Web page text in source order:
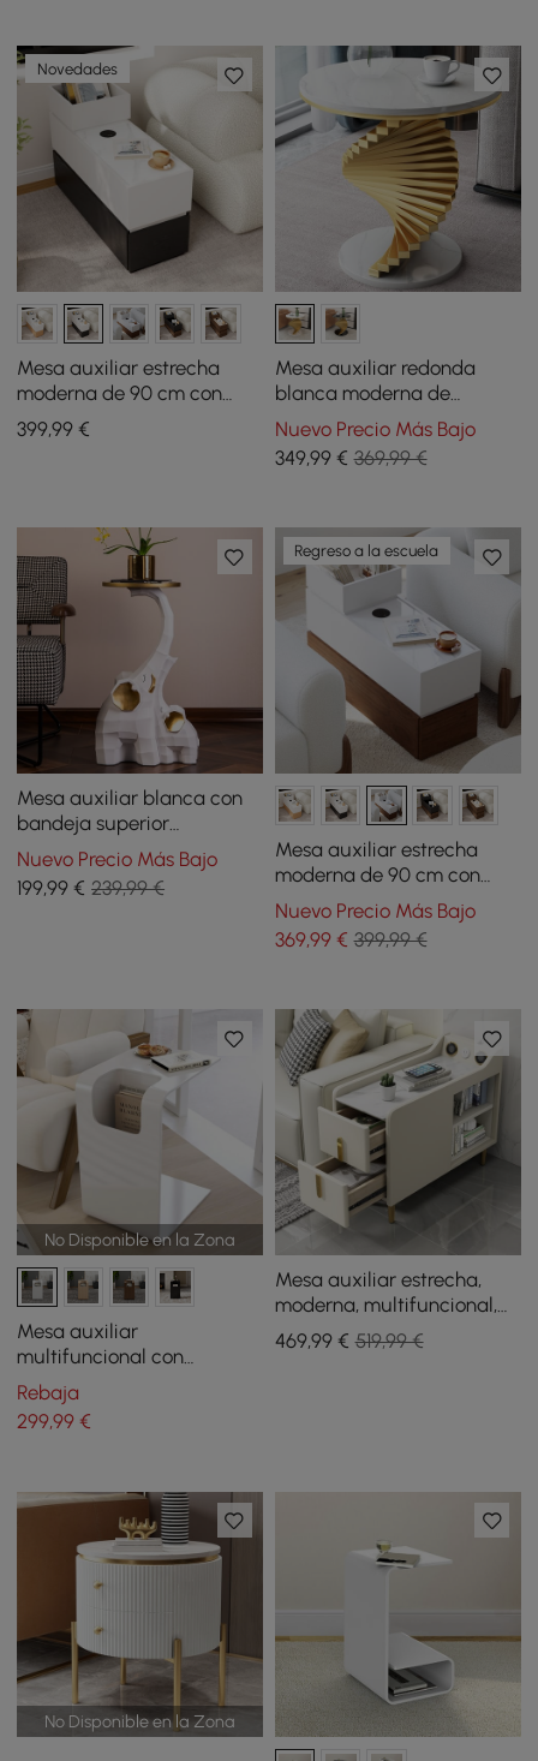
Novedades
Mesa auxiliar estrecha
moderna de 90 cm con
tapa de piedra sinterizada,
USB y almacenamiento
399,99 €
Mesa auxiliar redonda
blanca moderna de
mármol sintético con
marco de metal
Nuevo Precio Más Bajo
349,99€ 369,99 €
Mesa auxiliar blanca con
bandeja superior
decoración elefante mesa
auxiliar
Nuevo Precio Más Bajo
199,99 € 239,99 €
Regreso a la escuela
Mesa auxiliar estrecha
moderna de 90 cm con
tapa de piedra sinterizada,
USB y almacenamiento
blanco y nogal
Nuevo Precio Más Bajo
369,99€ 399,99 €
No Disponible en la Zona
Mesa auxiliar
multifuncional con
revistero 60 cm blanco
Rebaja
299,99 €
Mesa auxiliar estrecha,
moderna, multifuncional,
con parte superior de
piedra sinterizada, altavoz
469,99€ 519,99 €
No Disponible en la Zona